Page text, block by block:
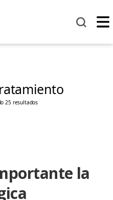
25 resultados
la